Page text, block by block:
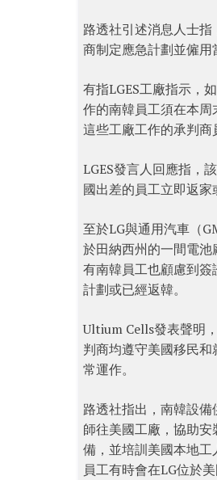
路透社引述消息人士指
商制定應急計劃並僱用
有指LGES工廠指示，
作的南韓員工須在本
這些工廠工作的承判商
LGES發言人回應指，
國出差的員工立即返家
至於LG與通用汽車（
於田納西州的一間電池
有南韓員工也顧慮到
計劃或已經返韓。
Ultium Cells發表聲明
判商均遵守美國移民
常運作。
路透社指出，南韓設
師往美國工廠，協助
備，並培訓美國本地
員工有時會在LG位於